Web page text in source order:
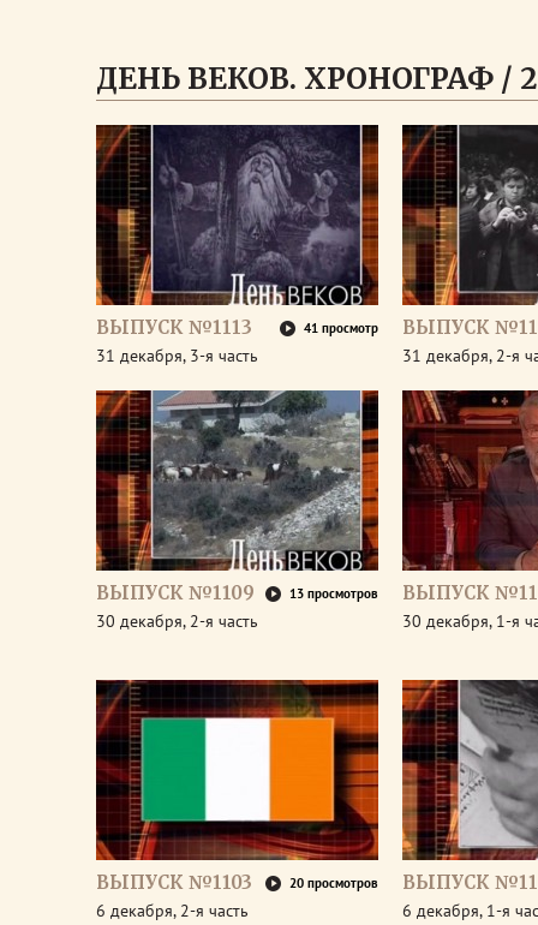
ДЕНЬ ВЕКОВ. ХРОНОГРАФ /
ВЫПУСК №1113 41 просмотр
31 декабря, 3-я часть
ВЫПУСК
31 декабря, 2-я
ВЫПУСК №1109 13 просмотров
30 декабря, 2-я часть
ВЫПУСК
30 декабря, 1-я
ВЫПУСК №1103 20 просмотров
6 декабря, 2-я часть
ВЫПУСК
6 декабря, 1-я